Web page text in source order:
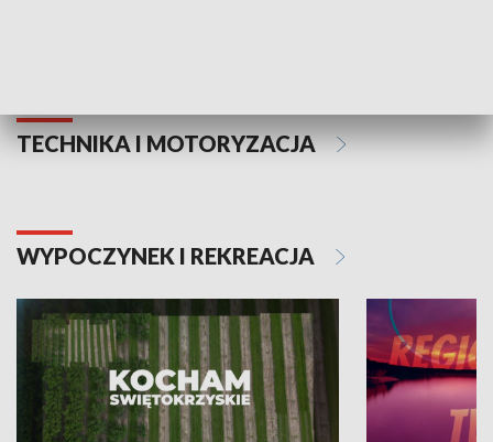
TECHNIKA I MOTORYZACJA
WYPOCZYNEK I REKREACJA